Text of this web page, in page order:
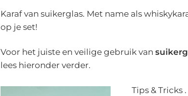
Karaf van suikerglas. Met name als
op je set!
Voor het juiste en veilige gebruik van
lees hieronder verder.
Tips & Tricks .